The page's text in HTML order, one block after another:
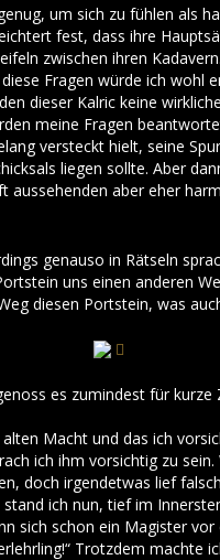
um sich zu fühlen als
fest, dass ihre
zwischen ihren
Fragen würde ich wohl
dieser Kalric keine
meine Fragen
versteckt hielt, seine
liegen sollte. Aber
aussehenden aber eher
genauso in Rätseln
uns einen anderen
diesen Portstein, was
es zumindest für
Macht und das ich
ich ihm vorsichtig zu
doch irgendetwas lief
ich nun, tief im
sich schon ein Magister
Trotzdem machte